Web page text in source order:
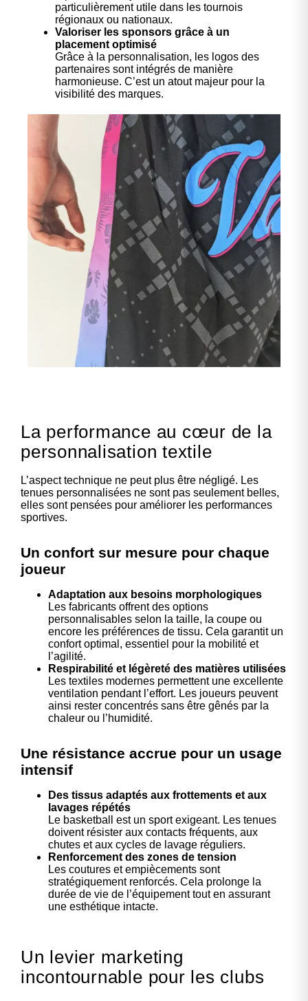
particulièrement utile dans les tournois
régionaux ou nationaux.
Valoriser les sponsors grâce à un
placement optimisé
Grâce à la personnalisation, les logos des
partenaires sont intégrés de manière
harmonieuse. C’est un atout majeur pour la
visibilité des marques.
La performance au cœur de la
personnalisation textile
L’aspect technique ne peut plus être négligé. Les
tenues personnalisées ne sont pas seulement belles,
elles sont pensées pour améliorer les performances
sportives.
Un confort sur mesure pour chaque
joueur
Adaptation aux besoins morphologiques
Les fabricants offrent des options
personnalisables selon la taille, la coupe ou
encore les préférences de tissu. Cela garantit un
confort optimal, essentiel pour la mobilité et
l’agilité.
Respirabilité et légèreté des matières utilisées
Les textiles modernes permettent une excellente
ventilation pendant l’effort. Les joueurs peuvent
ainsi rester concentrés sans être gênés par la
chaleur ou l’humidité.
Une résistance accrue pour un usage
intensif
Des tissus adaptés aux frottements et aux
lavages répétés
Le basketball est un sport exigeant. Les tenues
doivent résister aux contacts fréquents, aux
chutes et aux cycles de lavage réguliers.
Renforcement des zones de tension
Les coutures et empiècements sont
stratégiquement renforcés. Cela prolonge la
durée de vie de l’équipement tout en assurant
une esthétique intacte.
Un levier marketing
incontournable pour les clubs